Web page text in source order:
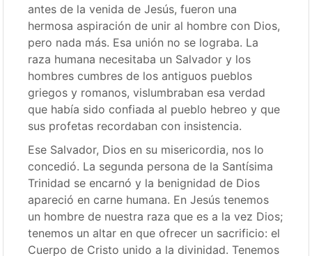
antes de la venida de Jesús, fueron una
hermosa aspiración de unir al hombre con Dios,
pero nada más. Esa unión no se lograba. La
raza humana necesitaba un Salvador y los
hombres cumbres de los antiguos pueblos
griegos y romanos, vislumbraban esa verdad
que había sido confiada al pueblo hebreo y que
sus profetas recordaban con insistencia.
Ese Salvador, Dios en su misericordia, nos lo
concedió. La segunda persona de la Santísima
Trinidad se encarnó y la benignidad de Dios
apareció en carne humana. En Jesús tenemos
un hombre de nuestra raza que es a la vez Dios;
tenemos un altar en que ofrecer un sacrificio: el
Cuerpo de Cristo unido a la divinidad. Tenemos